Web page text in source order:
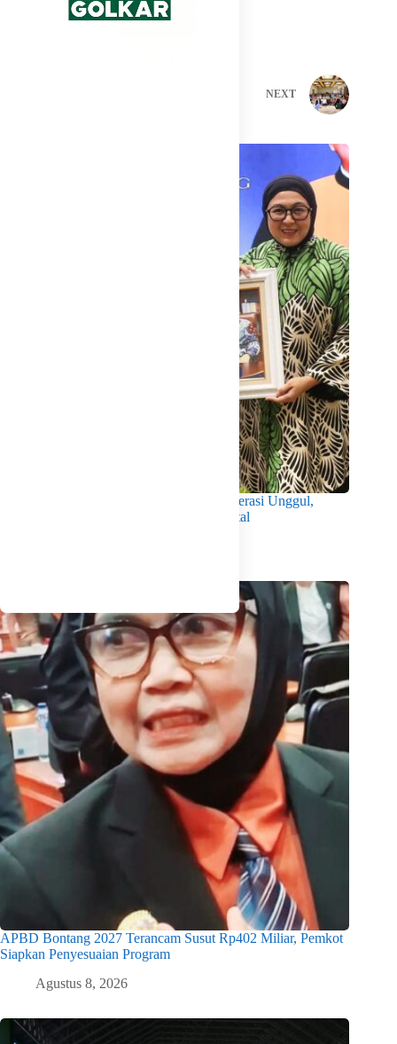
NEXT
Wabup Intan Dorong Mahasiswa Jadi Generasi Unggul,
Berkarakter dan Sadar Hukum di Era Digital
APBD Bontang 2027 Terancam Susut Rp402 Miliar, Pemkot
Siapkan Penyesuaian Program
Agustus 8, 2026